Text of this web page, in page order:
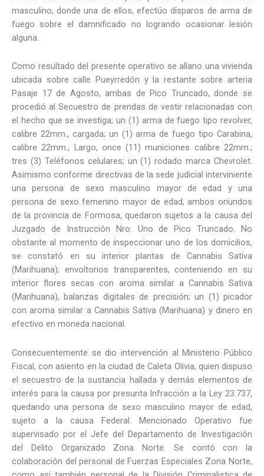
masculino, donde una de ellos, efectúo disparos de arma de
fuego sobre el damnificado no logrando ocasionar lesión
alguna.
Como resultado del presente operativo se allano una vivienda
ubicada sobre calle Pueyrredón y la restante sobre arteria
Pasaje 17 de Agosto, ambas de Pico Truncado, donde se
procedió al Secuestro de prendas de vestir relacionadas con
el hecho que se investiga; un (1) arma de fuego tipo revolver,
calibre 22mm., cargada; un (1) arma de fuego tipo Carabina,
calibre 22mm., Largo, once (11) municiones calibre 22mm.;
tres (3) Teléfonos celulares; un (1) rodado marca Chevrolet.
Asimismo conforme directivas de la sede judicial interviniente
una persona de sexo masculino mayor de edad y una
persona de sexo femenino mayor de edad, ambos oriundos
de la provincia de Formosa, quedaron sujetos a la causa del
Juzgado de Instrucción Nro. Uno de Pico Truncado. No
obstante al momento de inspeccionar uno de los domicilios,
se constató en su interior plantas de Cannabis Sativa
(Marihuana); envoltorios transparentes, conteniendo en su
interior flores secas con aroma similar a Cannabis Sativa
(Marihuana), balanzas digitales de precisión; un (1) picador
con aroma similar a Cannabis Sativa (Marihuana) y dinero en
efectivo en moneda nacional.
Consecuentemente se dio intervención al Ministerio Público
Fiscal, con asiento en la ciudad de Caleta Olivia, quien dispuso
el secuestro de la sustancia hallada y demás elementos de
interés para la causa por presunta Infracción a la Ley 23.737,
quedando una persona de sexo masculino mayor de edad,
sujeto a la causa Federal. Mencionado Operativo fue
supervisado por el Jefe del Departamento de Investigación
del Delito Organizado Zona Norte. Se contó con la
colaboración del personal de Fuerzas Especiales Zona Norte,